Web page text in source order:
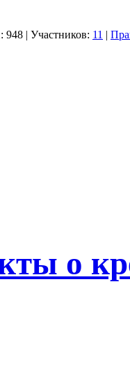
948 | Участников: 11 |
о